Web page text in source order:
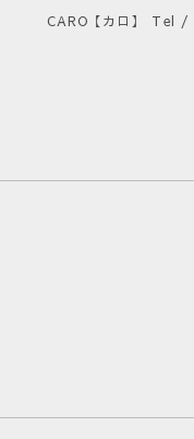
CARO【カロ】 Tel /